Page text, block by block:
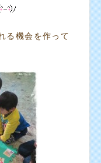
る機会を作って